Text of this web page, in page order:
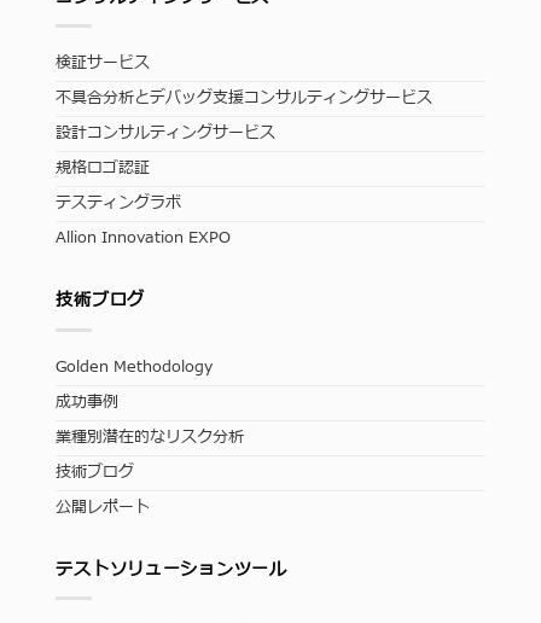
検証サービス
不具合分析とデバッグ支援コンサルティングサービス
設計コンサルティングサービス
規格ロゴ認証
テスティングラボ
Allion Innovation EXPO
技術ブログ
Golden Methodology
成功事例
業種別潜在的なリスク分析
技術ブログ
公開レポート
テストソリューションツール